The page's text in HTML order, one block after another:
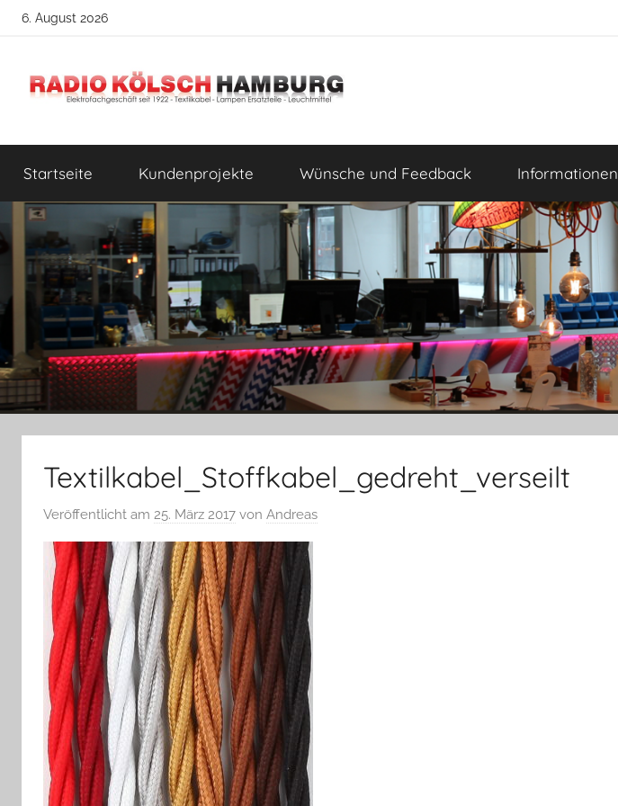
Zum6. August 2026
Radio
Kölsch
Hamburg
Lampenbau
Tipps
Startseite Kundenprojekte Wünsche und Feedback Informationen
Textilkabel_Stoffkabel_gedreht_verseilt
Veröffentlicht am 25. März 2017 von Andreas